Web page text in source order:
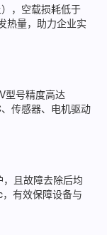
，空载损耗低于
热量，助力企业实
型号精度高达
传感器、电机驱动
且故障去除后均
有效保障设备与